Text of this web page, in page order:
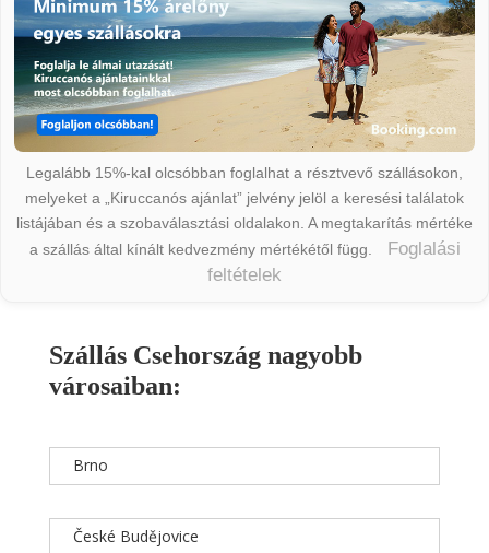
Legalább 15%-kal olcsóbban foglalhat a résztvevő szállásokon,
melyeket a „Kiruccanós ajánlat” jelvény jelöl a keresési találatok
listájában és a szobaválasztási oldalakon. A megtakarítás mértéke
a szállás által kínált kedvezmény mértékétől függ.
Foglalási
feltételek
Szállás Csehország nagyobb
városaiban:
Brno
České Budějovice